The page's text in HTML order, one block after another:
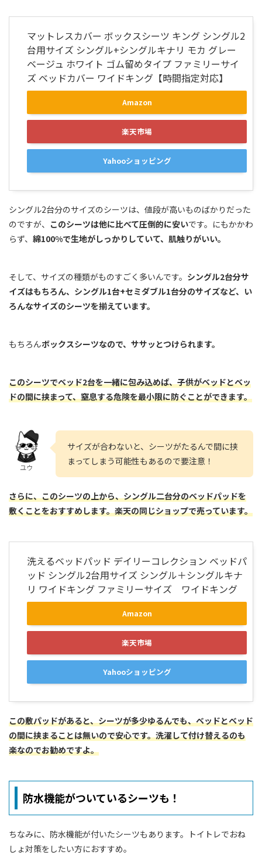
マットレスカバー ボックスシーツ キング シングル2
台用サイズ シングル+シングルキナリ モカ グレー
ベージュ ホワイト ゴム留めタイプ ファミリーサイ
ズ ベッドカバー ワイドキング【時間指定対応】
Amazon
楽天市場
Yahooショッピング
シングル2台分のサイズのシーツは、値段が高いものばかりだった
のですが、 このシーツは他に比べて圧倒的に安いです。にもかかわ
らず、 綿100%で生地がしっかりしていて、肌触りがいい。
そして、サイズの種類がものすごく多いんです。 シングル2台分サ
イズはもちろん、シングル1台+セミダブル1台分のサイズなど、い
ろんなサイズのシーツを揃えています。
もちろんボックスシーツなので、ササッとつけられます。
このシーツでベッド2台を一緒に包み込めば、子供がベッドとベッ
ドの間に挟まって、窒息する危険を最小限に防ぐことができます。
ユウ
サイズが合わないと、シーツがたるんで間に挟
まってしまう可能性もあるので要注意！
さらに、このシーツの上から、シングル二台分のベッドパッドを
敷くことをおすすめします。楽天の同じショップで売っています。
洗えるベッドパッド デイリーコレクション ベッドパ
ッド シングル2台用サイズ シングル＋シングルキナ
リ ワイドキング ファミリーサイズ ワイドキング
Amazon
楽天市場
Yahooショッピング
この敷パッドがあると、シーツが多少ゆるんでも、ベッドとベッド
の間に挟まることは無いので安心です。洗濯して付け替えるのも
楽なのでお勧めですよ。
防水機能がついているシーツも！
ちなみに、防水機能が付いたシーツもあります。トイトレでおね
しょ対策をしたい方におすすめ。